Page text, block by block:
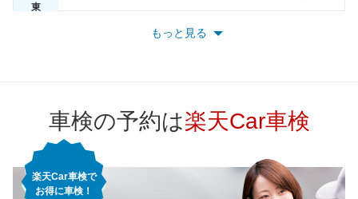
東
65,820 円
神奈川県
千葉県 店舗を探す
もっと見る
車検の予約は楽天Car車検
楽天Car車検で
お得に車検！